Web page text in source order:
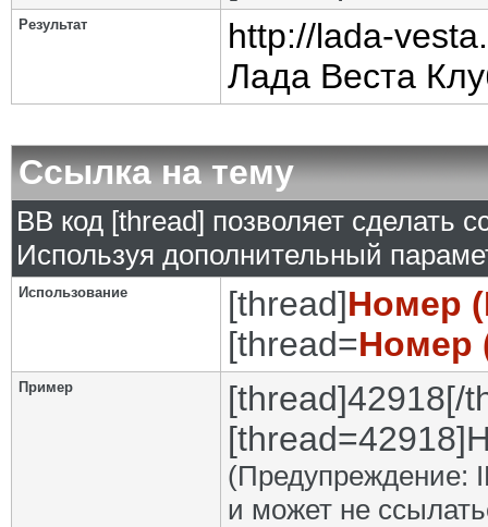
Результат
http://lada-
Лада Веста
Ссылка на тему
BB код [thread] позволяет сделать
Используя дополнительный
Использование [thread]Номер
[thread=Номер
Пример
[thread]42918[/
(Предупреждение:
и может не